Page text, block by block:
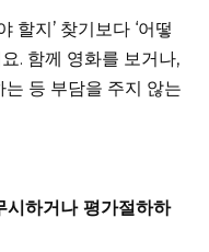
할지’ 찾기보다 ‘어떻
. 함께 영화를 보거나,
등 부담을 주지 않는
시하거나 평가절하하